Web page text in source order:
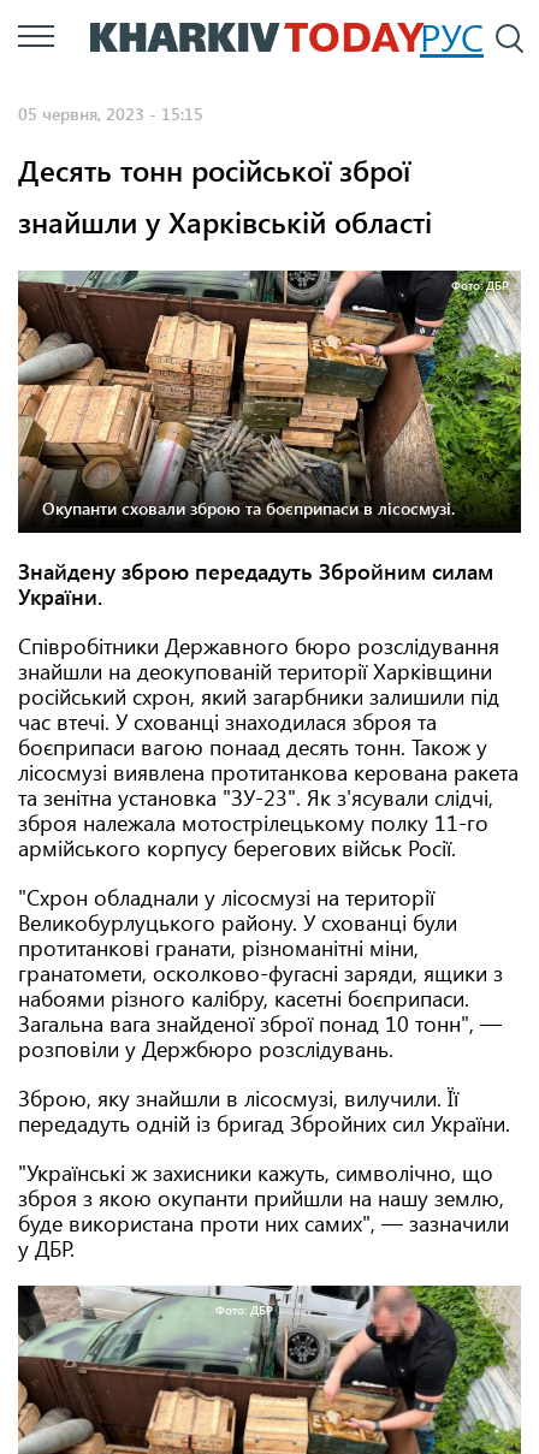
Перейти
до
РУС
05 червня, 2023 - 15:15
Десять тонн російської зброї
знайшли у Харківській області
Фото: ДБР
Окупанти сховали зброю та боєприпаси в лісосмузі.
Знайдену зброю передадуть Збройним силам
України.
Співробітники Державного бюро розслідування
знайшли на деокупованій території Харківщини
російський схрон, який загарбники залишили під
час втечі. У схованці знаходилася зброя та
боєприпаси вагою понаад десять тонн. Також у
лісосмузі виявлена протитанкова керована ракета
та зенітна установка "ЗУ-23". Як з'ясували слідчі,
зброя належала мотострілецькому полку 11-го
армійського корпусу берегових військ Росії.
"Схрон обладнали у лісосмузі на території
Великобурлуцького району. У схованці були
протитанкові гранати, різноманітні міни,
гранатомети, осколково-фугасні заряди, ящики з
набоями різного калібру, касетні боєприпаси.
Загальна вага знайденої зброї понад 10 тонн", —
розповіли у Держбюро розслідувань.
Зброю, яку знайшли в лісосмузі, вилучили. Її
передадуть одній із бригад Збройних сил України.
"Українські ж захисники кажуть, символічно, що
зброя з якою окупанти прийшли на нашу землю,
буде використана проти них самих", — зазначили
у ДБР.
Фото: ДБР